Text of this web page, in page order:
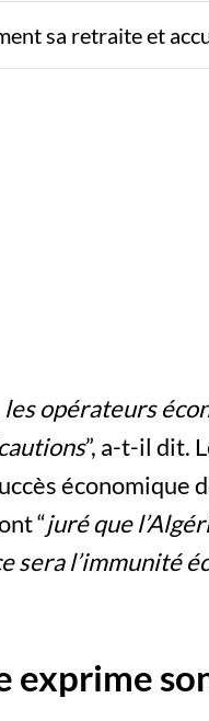
sa retraite et
opérateurs
”, a-t-il dit.
économique
“juré que
sera l’immunité
exprime